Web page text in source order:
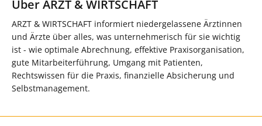
Über ARZT & WIRTSCHAFT
ARZT & WIRTSCHAFT informiert niedergelassene Ärztinnen
und Ärzte über alles, was unternehmerisch für sie wichtig
ist - wie optimale Abrechnung, effektive Praxisorganisation,
gute Mitarbeiterführung, Umgang mit Patienten,
Rechtswissen für die Praxis, finanzielle Absicherung und
Selbstmanagement.